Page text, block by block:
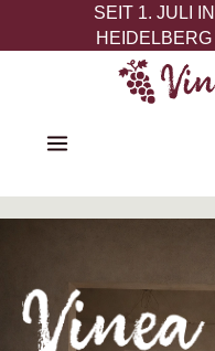
Zum Hauptinhalt springen
SEIT 1. JULI IN
HEIDELBERG